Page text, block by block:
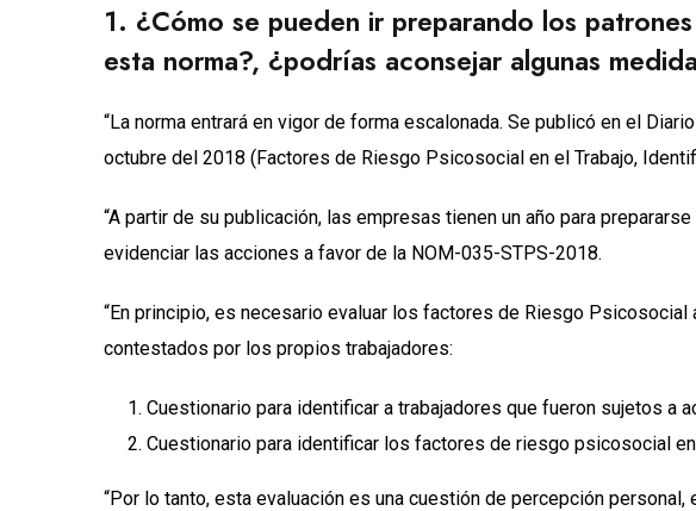
1. ¿Cómo se pueden ir preparando los
esta norma?, ¿podrías aconsejar algunas
“La norma entrará en vigor de forma escalonada. Se publicó en el
octubre del 2018 (Factores de Riesgo Psicosocial en el Trabajo,
“A partir de su publicación, las empresas tienen un año para
evidenciar las acciones a favor de la NOM-035-STPS-2018.
“En principio, es necesario evaluar los factores de Riesgo
contestados por los propios trabajadores:
Cuestionario para identificar a trabajadores que fueron sujetos a
Cuestionario para identificar los factores de riesgo psicosocial
“Por lo tanto, esta evaluación es una cuestión de percepción